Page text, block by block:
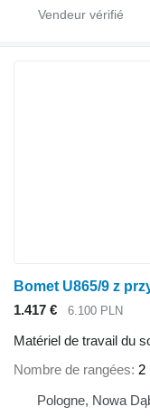
Bomet U865/9 z
1.417 €
6.100 PLN
Matériel de travail du
Nombre de rangées 2
Pologne, Nowa